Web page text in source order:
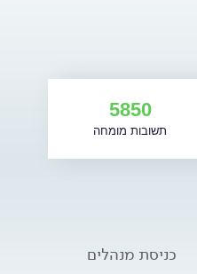
5850
תשובות מומחה
כניסת מנהלים